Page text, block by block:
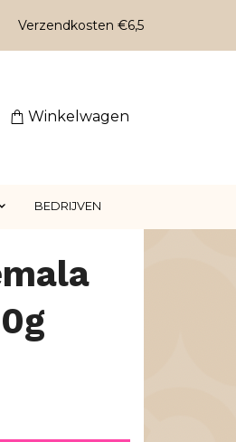
Verzendkosten €6,5
Winkelwagen
BEDRIJVEN